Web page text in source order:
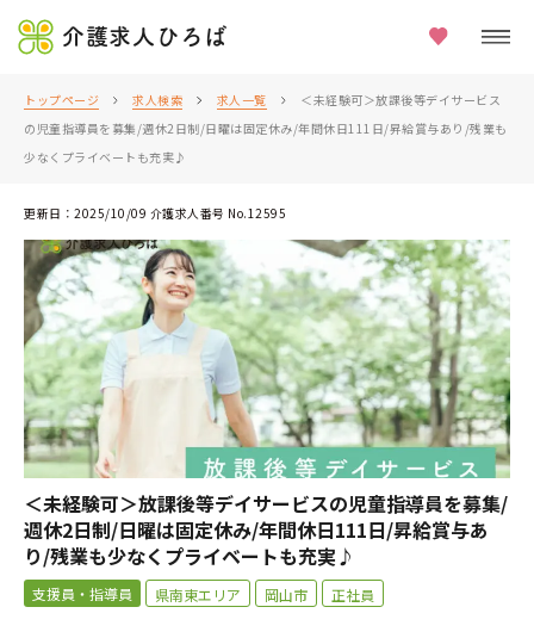
介護求人ひろば
トップページ 求人検索 求人一覧
＜未経験可＞放課後等デイサービス
の児童指導員を募集/週休2日制/日曜は固定休み/年間休日111日/昇給賞与あり/残業も
少なくプライベートも充実♪
更新日：2025/10/09 介護求人番号 No.12595
＜未経験可＞放課後等デイサービスの児童指導員を募集/
週休2日制/日曜は固定休み/年間休日111日/昇給賞与あ
り/残業も少なくプライベートも充実♪
支援員・指導員 県南東エリア 岡山市 正社員